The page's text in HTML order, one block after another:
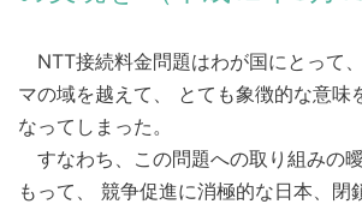
NTT接続料金問題はわが国にとって
マの域を越えて、 とても象徴的な意味
なってしまった。
すなわち、この問題への取り組みの
もって、 競争促進に消極的な日本、閉